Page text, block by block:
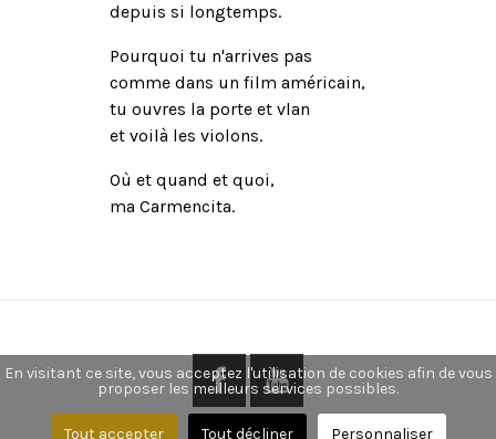
depuis si longtemps.
Pourquoi tu n'arrives pas
comme dans un film américain,
tu ouvres la porte et vlan
et voilà les violons.
Où et quand et quoi,
ma Carmencita.
En visitant ce site, vous acceptez l'utilisation de cookies afin de vous
proposer les meilleurs services possibles.
Tout accepter Tout décliner Personnaliser